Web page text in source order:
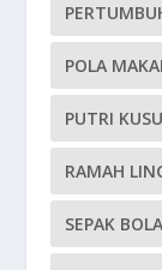
POLA
PUTRI
RAMAH
SEPAK BOLA